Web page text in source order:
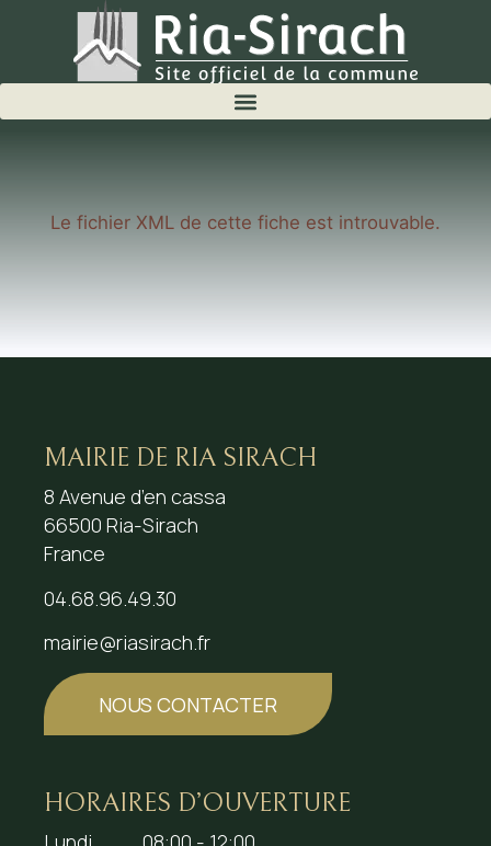
Le fichier XML de cette fiche est introuvable.
MAIRIE DE RIA SIRACH
8 Avenue d’en cassa
66500 Ria-Sirach
France
04.68.96.49.30
mairie@riasirach.fr
NOUS CONTACTER
HORAIRES D’OUVERTURE